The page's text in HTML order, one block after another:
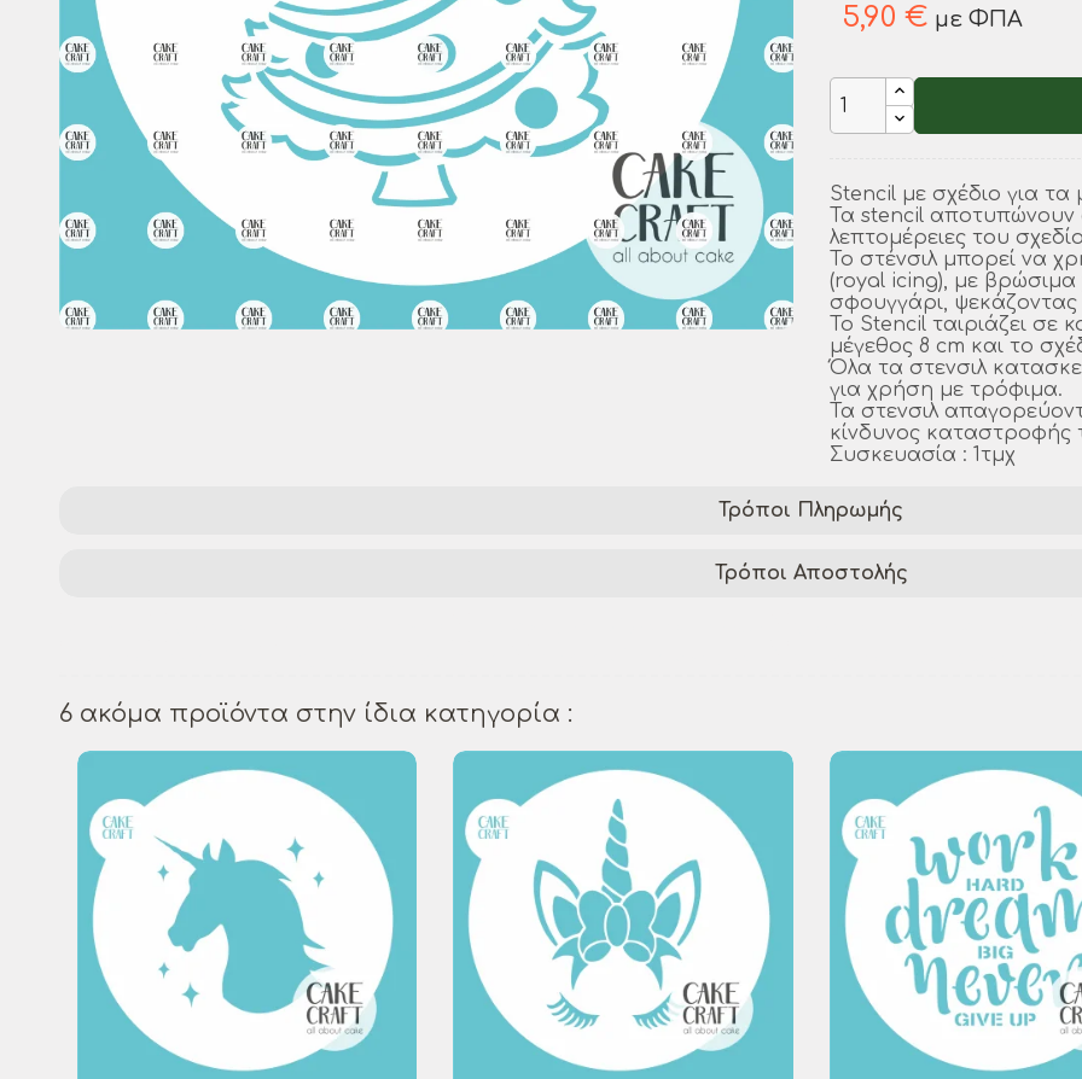
5,90 € με ΦΠΑ
Stencil με σχέδιο για
Τα stencil αποτυπώνουν
λεπτομέρειες του
Το στένσιλ μπορεί να
(royal icing), με
σφουγγάρι,
Το Stencil ταιριάζει σε
μέγεθος 8 cm και το
Όλα τα στενσιλ
για χρήση με τρόφιμα.
Τα στενσιλ
κίνδυνος καταστροφής
Συσκευασία : 1τμχ
Τρόποι Πληρωμής
Τρόποι Αποστολής
6 ακόμα προϊόντα στην ίδια κατηγορία :